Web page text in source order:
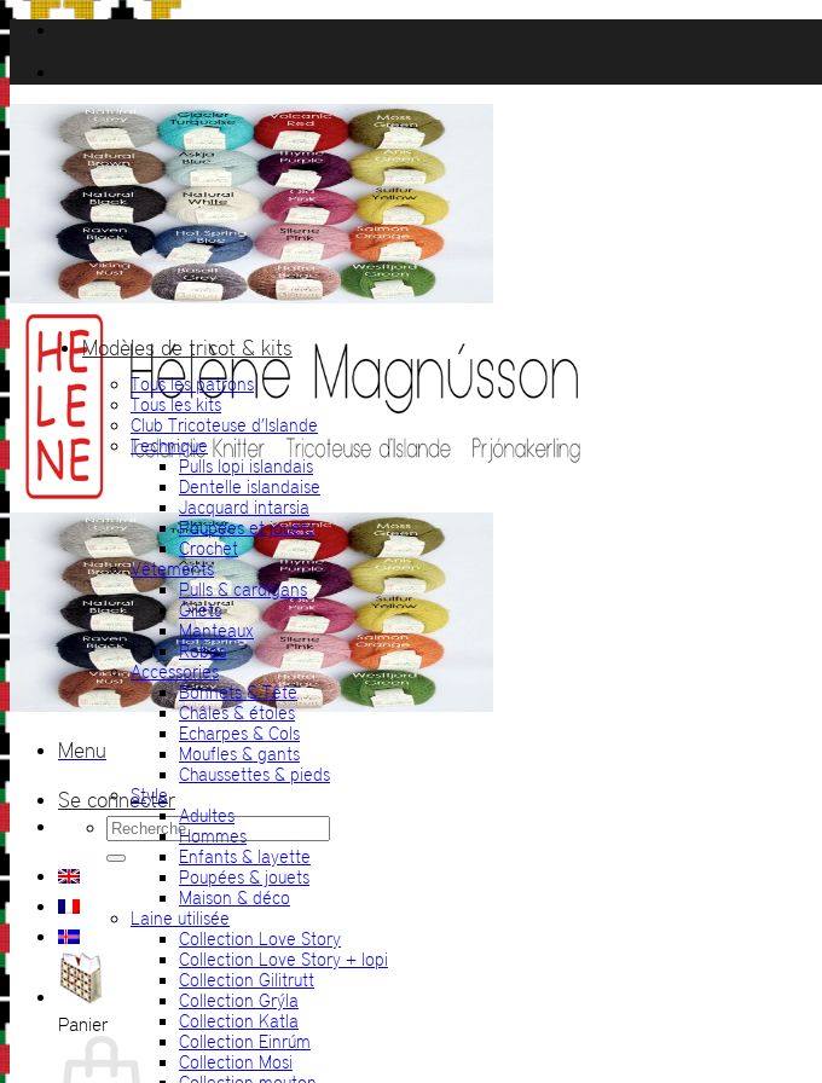
Passer
au
contenu
Menu
Se connecter
Recherche
pour :
Panier
Modèles de tricot & kits
Tous les patrons
Tous les kits
Club Tricoteuse d’Islande
Technique
Pulls lopi islandais
Dentelle islandaise
Jacquard intarsia
Poupées et jouets
Crochet
Vêtements
Pulls & cardigans
Gilets
Manteaux
Robes
Accessories
Bonnets & Tête
Châles & étoles
Echarpes & Cols
Moufles & gants
Chaussettes & pieds
Style
Adultes
Hommes
Enfants & layette
Poupées & jouets
Maison & déco
Laine utilisée
Collection Love Story
Collection Love Story + lopi
Collection Gilitrutt
Collection Grýla
Collection Katla
Collection Einrúm
Collection Mosi